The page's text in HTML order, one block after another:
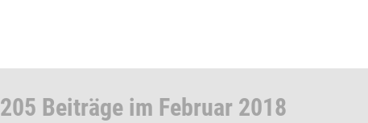
205 Beiträge im Februar 2018